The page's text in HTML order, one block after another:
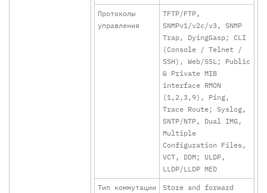
Протоколы
управления
TFTP/FTP,
SNMPv1/v2c/v3, SNMP
Trap, DyingGasp; CLI
(Console / Telnet /
SSH), Web/SSL; Public
& Private MIB
interface RMON
(1,2,3,9), Ping,
Trace Route; Syslog,
SNTP/NTP, Dual IMG,
Multiple
Configuration Files,
VCT, DDM; ULDP,
LLDP/LLDP MED
Тип коммутации Store and forward